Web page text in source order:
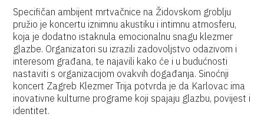
Specifičan ambijent mrtvačnice na Židovskom groblju
pružio je koncertu iznimnu akustiku i intimnu atmosferu,
koja je dodatno istaknula emocionalnu snagu klezmer
glazbe. Organizatori su izrazili zadovoljstvo odazivom i
interesom građana, te najavili kako će i u budućnosti
nastaviti s organizacijom ovakvih događanja. Sinoćnji
koncert Zagreb Klezmer Trija potvrda je da Karlovac ima
inovativne kulturne programe koji spajaju glazbu, povijest i
identitet.